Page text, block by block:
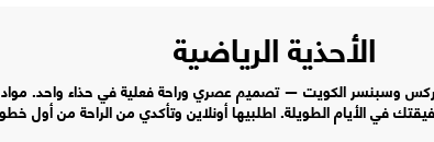
الأحذية الرياضية
وسبنسر الكويت — تصميم عصري وراحة فعلية في حذاء واحد. مواد
في الأيام الطويلة. اطلبيها أونلاين وتأكدي من الراحة من أول